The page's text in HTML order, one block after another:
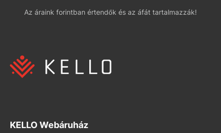
Az áraink forintban értendők és az áfát tartalmazzák!
KELLO Webáruház